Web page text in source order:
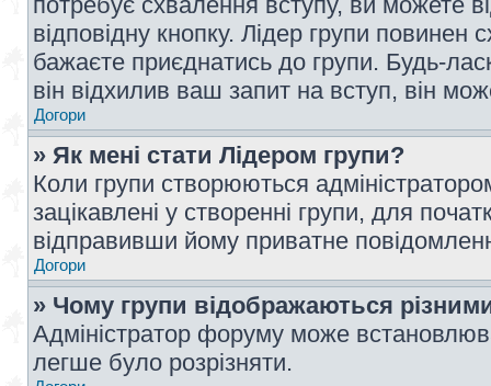
відповідну кнопку. Лідер групи
бажаєте приєднатись до групи. Будь-
він відхилив ваш запит на вступ, він
Догори
» Як мені стати Лідером групи?
Коли групи створюються
зацікавлені у створенні групи, для
відправивши йому приватне
Догори
» Чому групи відображаються
Адміністратор форуму може
легше було розрізняти.